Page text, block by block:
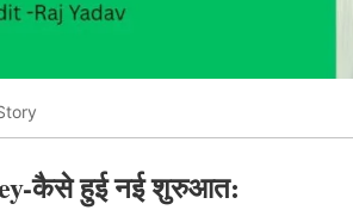
कैसे हुई नई शुरुआत: